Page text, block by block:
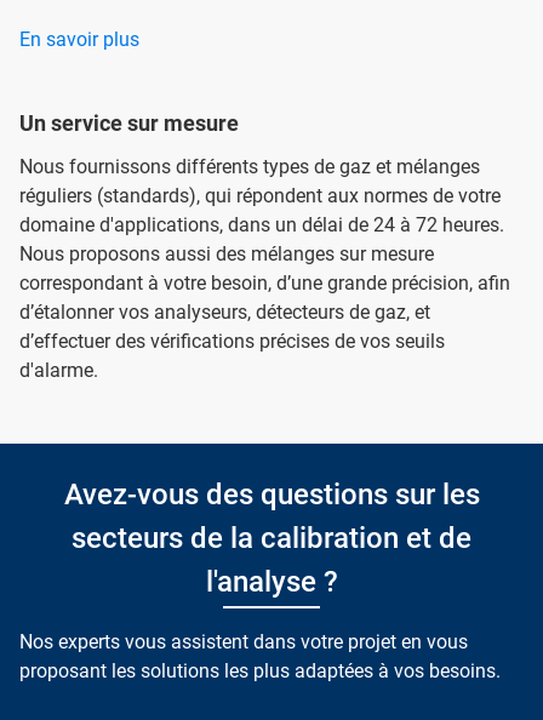
En savoir plus
Un service sur mesure
Nous fournissons différents types de gaz et mélanges
réguliers (standards), qui répondent aux normes de votre
domaine d'applications, dans un délai de 24 à 72 heures.
Nous proposons aussi des mélanges sur mesure
correspondant à votre besoin, d’une grande précision, afin
d’étalonner vos analyseurs, détecteurs de gaz, et
d’effectuer des vérifications précises de vos seuils
d'alarme.
Avez-vous des questions sur les
secteurs de la calibration et de
l'analyse ?
Nos experts vous assistent dans votre projet en vous
proposant les solutions les plus adaptées à vos besoins.